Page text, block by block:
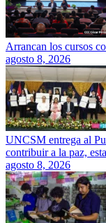
Arrancan los cursos
agosto 8, 2026
UNCSM entrega al
contribuir a la paz,
agosto 8, 2026